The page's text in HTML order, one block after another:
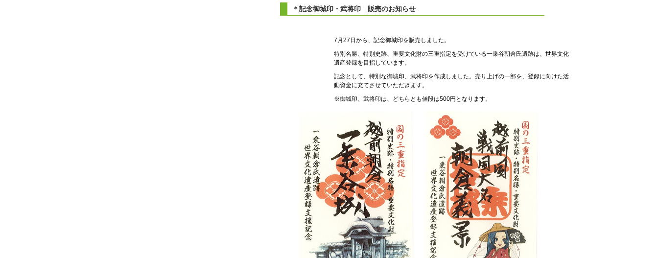
＊記念御城印・武将印 販売のお知らせ
7月27日から、記念御城印を販売しました。
特別名勝、特別史跡、重要文化財の三重指定を受けている一乗谷朝倉氏遺跡は、世界文化
遺産登録を目指しています。
記念として、特別な御城印、武将印を作成しました。売り上げの一部を、登録に向けた活
動資金に充てさせていただきます。
※御城印、武将印は、どちらとも値段は500円となります。